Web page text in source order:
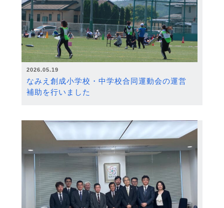
2026.05.19
なみえ創成小学校・中学校合同運動会の運営
補助を行いました